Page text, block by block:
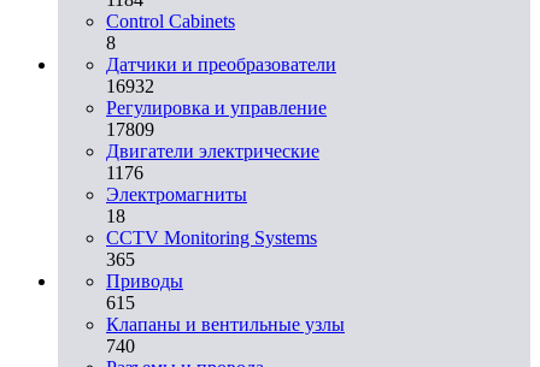
Control Cabinets
8
Датчики и преобразователи
16932
Регулировка и управление
17809
Двигатели электрические
1176
Электромагниты
18
CCTV Monitoring Systems
365
Приводы
615
Клапаны и вентильные узлы
740